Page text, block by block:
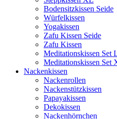
Bodensitzkissen Seide
Würfelkissen
Yogakissen
Zafu Kissen Seide
Zafu Kissen
Meditationskissen Set
Meditationskissen Set
Nackenkissen
Nackenrollen
Nackenstützkissen
Papayakissen
Dekokissen
Nackenhörnchen